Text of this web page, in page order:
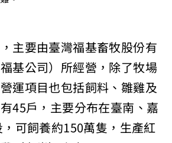
主要由臺灣福基畜牧股份有
基公司）所經營，除了牧場
運項目也包括飼料、雛雞及
45戶，主要分布在臺南、嘉
可飼養約150萬隻，生產紅